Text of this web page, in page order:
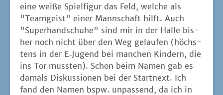
eine wei­ße Spiel­fi­gur das Feld, wel­che als
"Team­geist" einer Mann­schaft hilft. Auch
"Super­hand­schu­he" sind mir in der Hal­le bis­
her noch nicht über den Weg gelau­fen (höchs­
tens in der E‑Jugend bei man­chen Kin­dern, die
ins Tor muss­ten). Schon beim Namen gab es
damals Dis­kus­sio­nen bei der Start­next. Ich
fand den Namen bspw. unpas­send, da ich in